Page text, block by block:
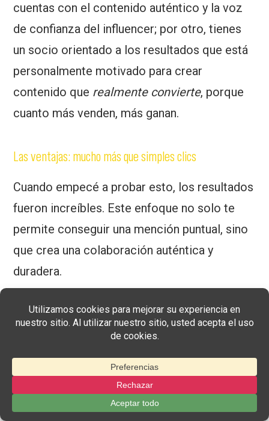
cuentas con el contenido auténtico y la voz
de confianza del influencer; por otro, tienes
un socio orientado a los resultados que está
personalmente motivado para crear
contenido que realmente convierte, porque
cuanto más venden, más ganan.
Las ventajas: mucho más que simples clics
Cuando empecé a probar esto, los resultados
fueron increíbles. Este enfoque no solo te
permite conseguir una mención puntual, sino
que crea una colaboración auténtica y
duradera.
Confianza genuina:Esto es muy
importante. Una recomendación de una
percibe como un consejo de un amigo, no
como un anuncio corporativo. Esta
“prueba social” es mucho más poderosa